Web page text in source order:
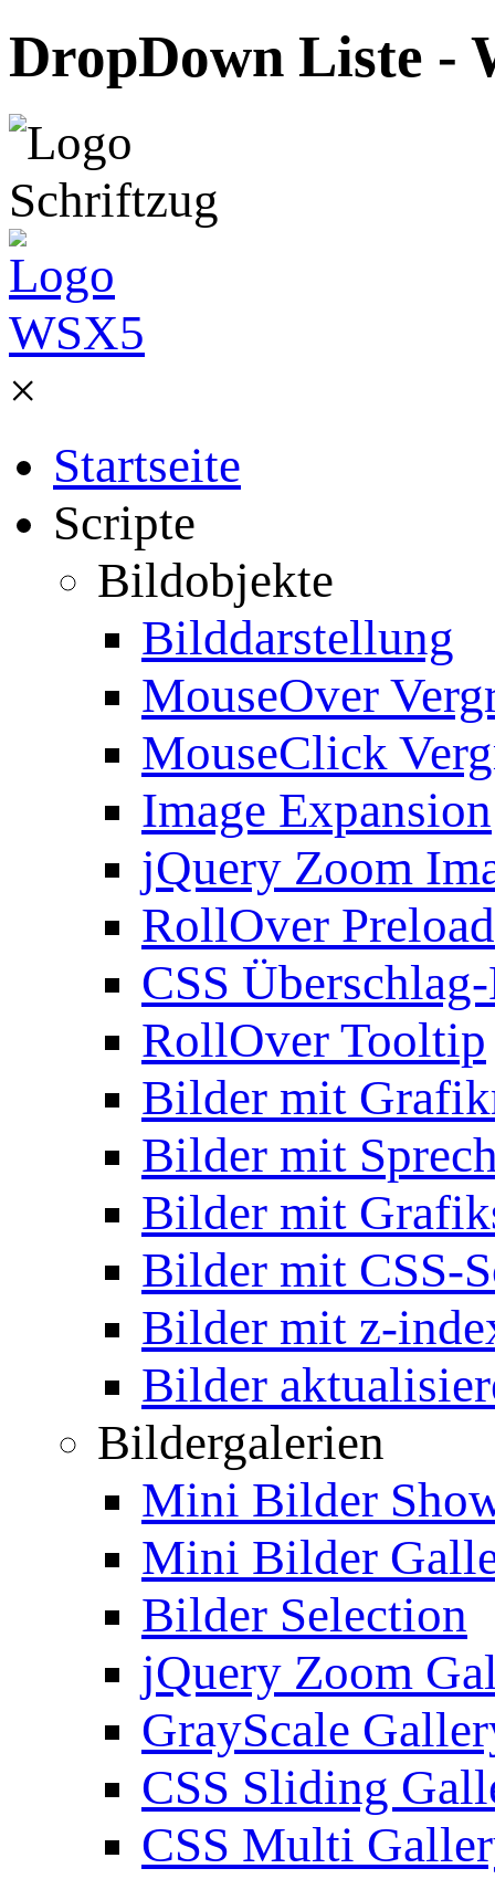
DropDown Liste -
×
Startseite
Scripte
Bildobjekte
Bilddarstellung
MouseOver
MouseClick
Image Expansion
jQuery Zoom
RollOver Preload
CSS
RollOver Tooltip
Bilder mit
Bilder mit
Bilder mit
Bilder mit CSS-
Bilder mit z-
Bilder
Bildergalerien
Mini Bilder
Mini Bilder
Bilder Selection
jQuery Zoom
GrayScale
CSS Sliding
CSS Multi